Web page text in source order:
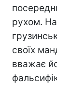
рухом.
своїх
вважає